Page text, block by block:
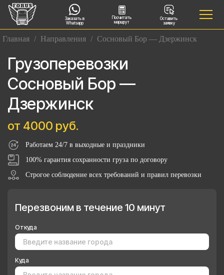
Заказать в
Whatsapp
Посчитать
маршрут
Оставить
заявку
Главная / Направления / Сосновый Бор — Дзержинск
Грузоперевозки
Сосновый Бор —
Дзержинск
от 4000 руб.
Работаем 24/7 в выходные и праздники
100% гарантия сохранности груза по договору
Строгое соблюдение всех требований и правил перевозки
Перезвоним в течение 10 минут
Откуда
Куда